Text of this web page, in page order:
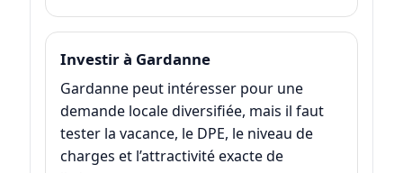
Investir à Gardanne
Gardanne peut intéresser pour une
demande locale diversifiée, mais il faut
tester la vacance, le DPE, le niveau de
charges et l’attractivité exacte de